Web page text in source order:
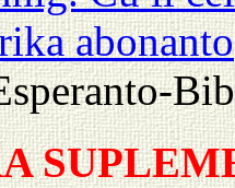
abonanto